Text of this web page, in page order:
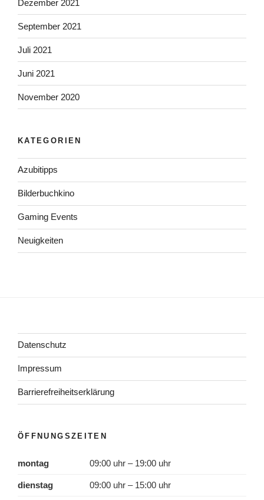
Dezember 2021
September 2021
Juli 2021
Juni 2021
November 2020
KATEGORIEN
Azubitipps
Bilderbuchkino
Gaming Events
Neuigkeiten
Datenschutz
Impressum
Barrierefreiheitserklärung
ÖFFNUNGSZEITEN
montag 09:00 uhr – 19:00 uhr
dienstag 09:00 uhr – 15:00 uhr